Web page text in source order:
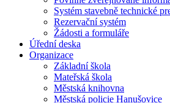
Systém stavebně technické
Rezervační systém
Žádosti a formuláře
Úřední deska
Organizace
Základní škola
Mateřská škola
Městská knihovna
Městská policie Hanušovice